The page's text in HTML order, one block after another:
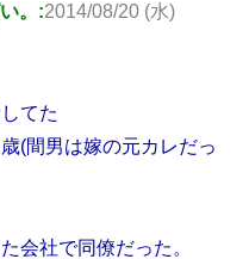
。:2014/08/20 (水)
てた
間男は嫁の元カレだっ
会社で同僚だった。